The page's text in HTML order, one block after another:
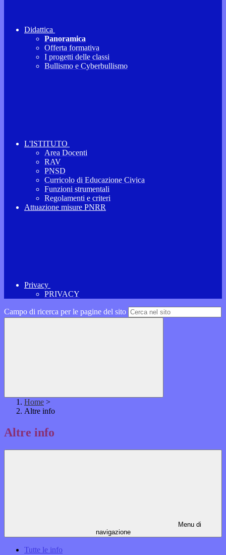
Didattica
Panoramica
Offerta formativa
I progetti delle classi
Bullismo e Cyberbullismo
L'ISTITUTO
Area Docenti
RAV
PNSD
Curricolo di Educazione Civica
Funzioni strumentali
Regolamenti e criteri
Attuazione misure PNRR
Privacy
PRIVACY
Campo di ricerca per le pagine del sito
Home >
Altre info
Altre info
Menu di
navigazione
Tutte le info